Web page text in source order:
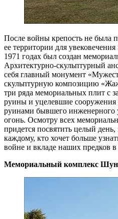
После войны крепость не была
ее территории для
1971 годах был создан
Архитектурно-скульптурный
себя главный монумент
скульптурную композицию
три ряда мемориальных плит с
руины и уцелевшие сооружения
руинами бывшего инженерного
огонь. Осмотру всех
придется посвятить целый
каждому, кто хочет больше
войне и вкладе наших предков
Мемориальный комплекс